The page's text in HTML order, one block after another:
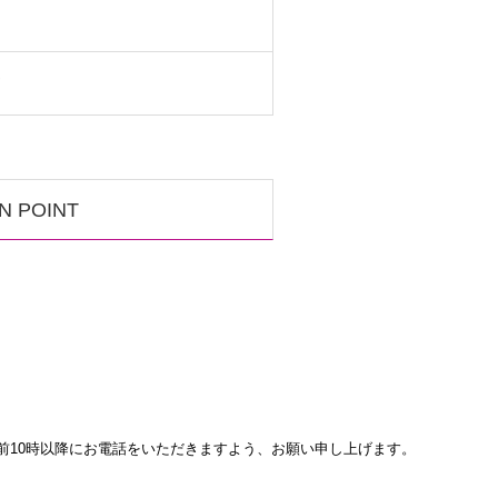
POINT
時以降にお電話をいただきますよう、お願い申し上げます。